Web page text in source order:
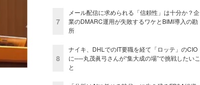
7
メール配信に求められる「信頼性」は十分か？企
業のDMARC運用が失敗するワケとBIMI導入の勘
所
8
ナイキ、DHLでのIT要職を経て「ロッテ」のCIO
に──丸茂眞弓さんが“集大成の場”で挑戦したいこ
と